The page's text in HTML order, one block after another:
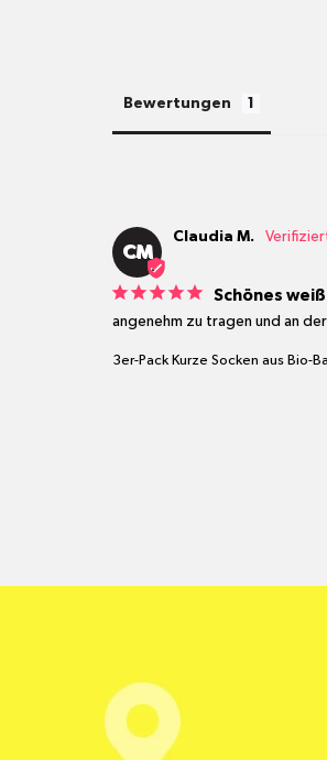
Bewertungen
CM
Claudia M.
Schönes
angenehm zu tragen und an
3er-Pack Kurze Socken aus Bio-